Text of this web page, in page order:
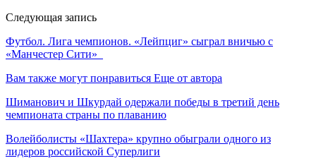
Следующая запись
Футбол. Лига чемпионов. «Лейпциг» сыграл вничью с
«Манчестер Сити»
Вам также могут понравиться Еще от автора
Шиманович и Шкурдай одержали победы в третий день
чемпионата страны по плаванию
Волейболисты «Шахтера» крупно обыграли одного из
лидеров российской Суперлиги